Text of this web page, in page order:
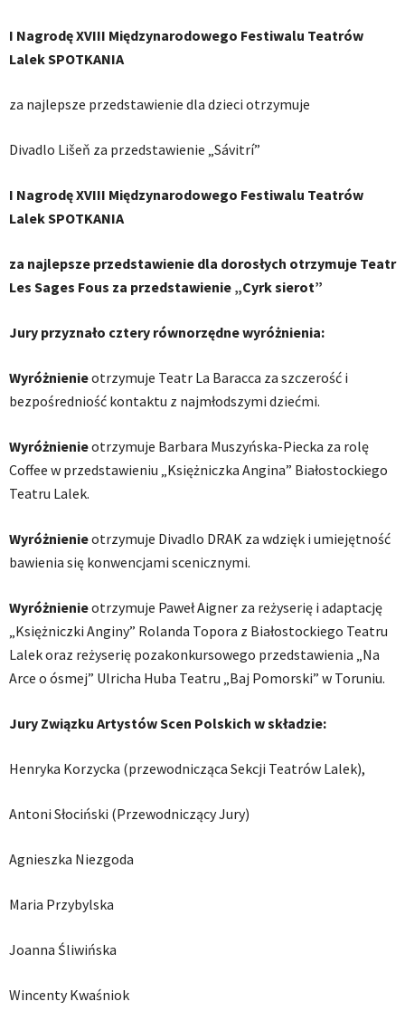
I Nagrodę XVIII Międzynarodowego Festiwalu Teatrów
Lalek SPOTKANIA
za najlepsze przedstawienie dla dzieci otrzymuje
Divadlo Lišeň za przedstawienie „Sávitrí”
I Nagrodę XVIII Międzynarodowego Festiwalu Teatrów
Lalek SPOTKANIA
za najlepsze przedstawienie dla dorosłych otrzymuje Teatr
Les Sages Fous za przedstawienie „Cyrk sierot”
Jury przyznało cztery równorzędne wyróżnienia:
Wyróżnienieotrzymuje Teatr La Baracca za szczerość i
bezpośredniość kontaktu z najmłodszymi dziećmi.
Wyróżnienieotrzymuje Barbara Muszyńska-Piecka za rolę
Coffee w przedstawieniu „Księżniczka Angina” Białostockiego
Teatru Lalek.
Wyróżnienieotrzymuje Divadlo DRAK za wdzięk i umiejętność
bawienia się konwencjami scenicznymi.
Wyróżnienieotrzymuje Paweł Aigner za reżyserię i adaptację
„Księżniczki Anginy” Rolanda Topora z Białostockiego Teatru
Lalek oraz reżyserię pozakonkursowego przedstawienia „Na
Arce o ósmej” Ulricha Huba Teatru „Baj Pomorski” w Toruniu.
Jury Związku Artystów Scen Polskich w składzie:
Henryka Korzycka (przewodnicząca Sekcji Teatrów Lalek),
Antoni Słociński (Przewodniczący Jury)
Agnieszka Niezgoda
Maria Przybylska
Joanna Śliwińska
Wincenty Kwaśniok